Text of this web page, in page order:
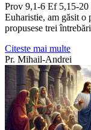
Prov 9,1-6 Ef 5,15-
Euharistie, am găsit o
propusese trei
Citeste mai multe
Pr. Mihail-Andrei